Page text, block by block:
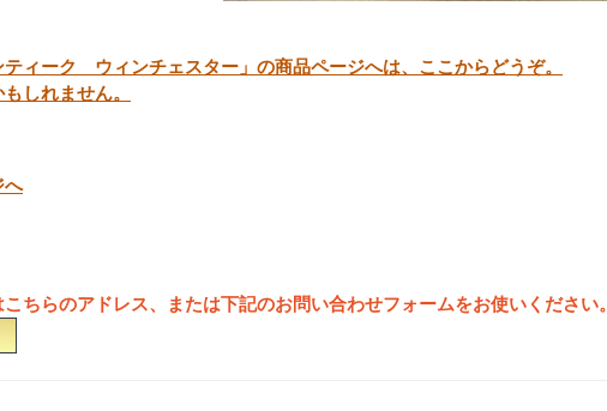
ィーク ウィンチェスター」の商品ページへは、ここからどうぞ。
しれません。
ちらのアドレス、または下記のお問い合わせフォームをお使いください。